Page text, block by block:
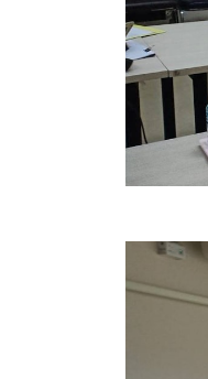
รายงานผลกา
สรุปผลการดำ
ประกาศผู้ชนะก
ประกาศเชิญช
ยกเลิกประกาศ